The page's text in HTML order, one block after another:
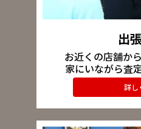
出
お近くの店舗か
家にいながら査
詳し